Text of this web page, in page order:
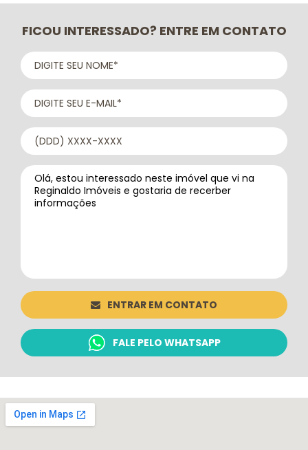
FICOU INTERESSADO? ENTRE EM CONTATO
ENTRAR EM CONTATO
FALE PELO WHATSAPP